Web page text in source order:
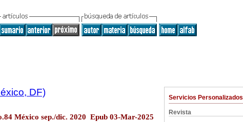
Servicios Personalizados
Revista
DF)
México sep./dic. 2020 Epub 03-Mar-2025